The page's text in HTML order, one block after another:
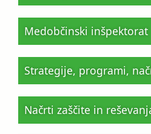
Medobčinski inšpektorat
Strategije, programi,
Načrti zaščite in